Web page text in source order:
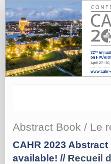
Abstract Book / Le
CAHR 2023
available! // Recueil